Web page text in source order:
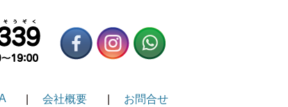
会社概要 お問合せ